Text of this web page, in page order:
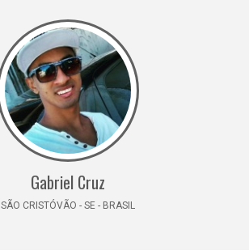
Gabriel Cruz
SÃO CRISTÓVÃO - SE - BRASIL